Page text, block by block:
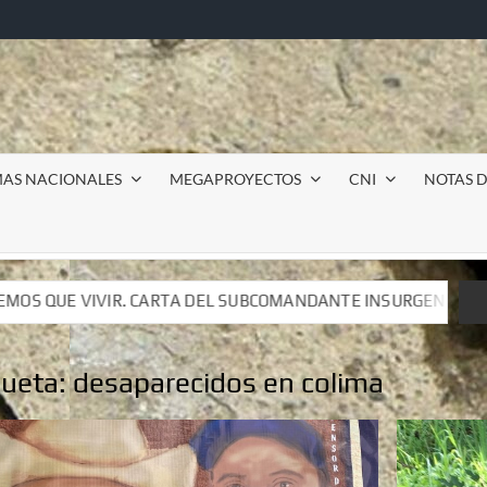
NACIONALES MEGAPROYECTOS CNI NOTAS
INSURGENTE MOISÉS A LUIS DE TAVIRA
INSURGENTE MOISÉS A LUIS DE TAVIRA
desaparecidos en colima